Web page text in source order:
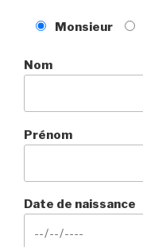
Monsieur
Nom
Prénom
Date de naissance